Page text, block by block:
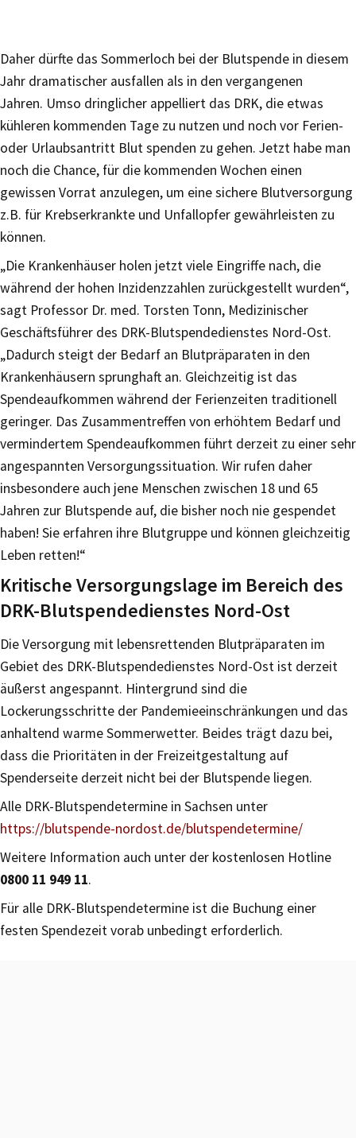
Daher dürfte das Sommerloch bei der Blutspende in diesem
Jahr dramatischer ausfallen als in den vergangenen
Jahren. Umso dringlicher appelliert das DRK, die etwas
kühleren kommenden Tage zu nutzen und noch vor Ferien-
oder Urlaubsantritt Blut spenden zu gehen. Jetzt habe man
noch die Chance, für die kommenden Wochen einen
gewissen Vorrat anzulegen, um eine sichere Blutversorgung
z.B. für Krebserkrankte und Unfallopfer gewährleisten zu
können.
„Die Krankenhäuser holen jetzt viele Eingriffe nach, die
während der hohen Inzidenzzahlen zurückgestellt wurden“,
sagt Professor Dr. med. Torsten Tonn, Medizinischer
Geschäftsführer des DRK-Blutspendedienstes Nord-Ost.
„Dadurch steigt der Bedarf an Blutpräparaten in den
Krankenhäusern sprunghaft an. Gleichzeitig ist das
Spendeaufkommen während der Ferienzeiten traditionell
geringer. Das Zusammentreffen von erhöhtem Bedarf und
vermindertem Spendeaufkommen führt derzeit zu einer sehr
angespannten Versorgungssituation. Wir rufen daher
insbesondere auch jene Menschen zwischen 18 und 65
Jahren zur Blutspende auf, die bisher noch nie gespendet
haben! Sie erfahren ihre Blutgruppe und können gleichzeitig
Leben retten!“
Kritische Versorgungslage im Bereich des
DRK-Blutspendedienstes Nord-Ost
Die Versorgung mit lebensrettenden Blutpräparaten im
Gebiet des DRK-Blutspendedienstes Nord-Ost ist derzeit
äußerst angespannt. Hintergrund sind die
Lockerungsschritte der Pandemieeinschränkungen und das
anhaltend warme Sommerwetter. Beides trägt dazu bei,
dass die Prioritäten in der Freizeitgestaltung auf
Spenderseite derzeit nicht bei der Blutspende liegen.
Alle DRK-Blutspendetermine in Sachsen unter
https://blutspende-nordost.de/blutspendetermine/
Weitere Information auch unter der kostenlosen Hotline
0800 11 949 11.
Für alle DRK-Blutspendetermine ist die Buchung einer
festen Spendezeit vorab unbedingt erforderlich.